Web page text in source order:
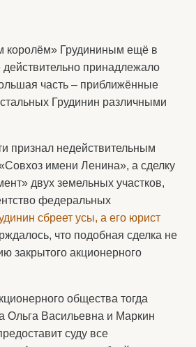
королём» Грудининым ещё в
действительно принадлежало
часть – приближённые
Грудинин различными
признал недействительным
имени Ленина», а сделку
двух земельных участков,
федеральных
сбреет усы, а его юрист
что подобная сделка не
закрытого акционерного
общества тогда
Ольга Васильевна и Маркин
суду все